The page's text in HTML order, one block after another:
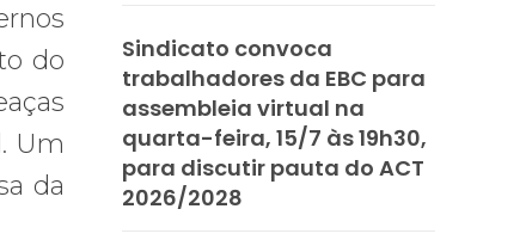
do
Um
da
Sindicato convoca
trabalhadores da EBC para
assembleia virtual na
quarta-feira, 15/7 às 19h30,
para discutir pauta do ACT
2026/2028